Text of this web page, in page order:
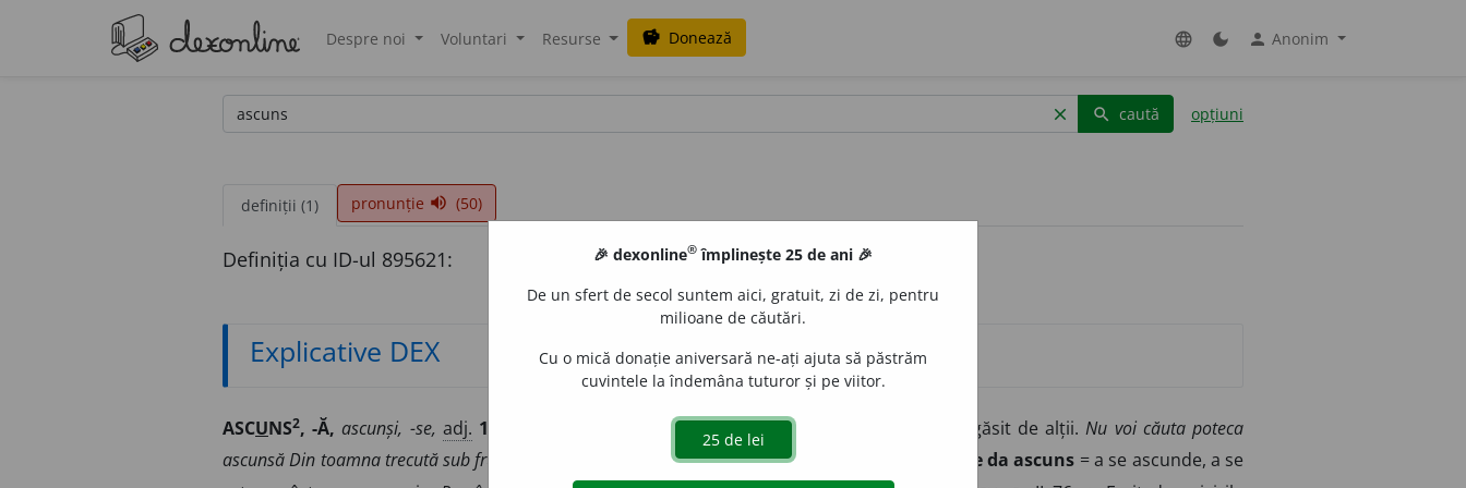
Despre noi Voluntari Resurse savings Donează language dark_mode person Anonim
clear search caută opțiuni
definiții (1) pronunție volume_up (50)
Definiția cu ID-ul 895621:
Explicative DEX
ASCUNS2, -Ă, ascunși, -se, adj. 1. Așezat intenționat astfel, încît să nu poată fi văzut sau găsit de alții.Nu voi căuta poteca
ascunsă Din toamna trecută sub frunză.
134. ◊ (Adverbial, neobișnuit, în A se da ascuns = a se ascunde, a se
🎉 dexonline® împlinește 25 de ani 🎉
De un sfert de secol suntem aici, gratuit, zi de zi, pentru
milioane de căutări.
Cu o mică donație aniversară ne-ați ajuta să păstrăm
cuvintele la îndemâna tuturor și pe viitor.